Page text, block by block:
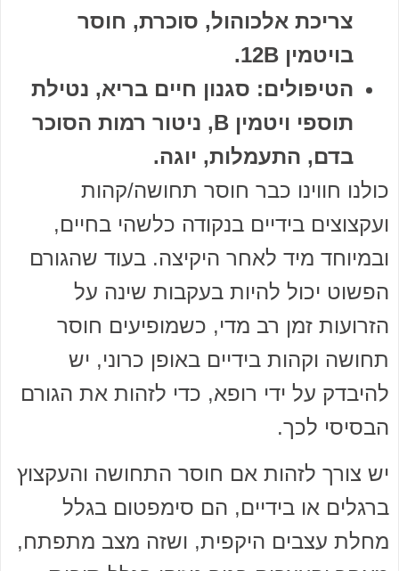
צריכת אלכוהול, סוכרת, חוסר
בויטמין 12B.
הטיפולים: סגנון חיים בריא, נטילת
תוספי ויטמין B, ניטור רמות הסוכר
בדם, התעמלות, יוגה.
כולנו חווינו כבר חוסר תחושה/קהות
ועקצוצים בידיים בנקודה כלשהי בחיים,
ובמיוחד מיד לאחר היקיצה. בעוד שהגורם
הפשוט יכול להיות בעקבות שינה על
הזרועות זמן רב מדי, כשמופיעים חוסר
תחושה וקהות בידיים באופן כרוני, יש
להיבדק על ידי רופא, כדי לזהות את הגורם
הבסיסי לכך.
יש צורך לזהות אם חוסר התחושה והעקצוץ
ברגלים או בידיים, הם סימפטום בגלל
מחלת עצבים היקפית, ושזה מצב מתפתח,